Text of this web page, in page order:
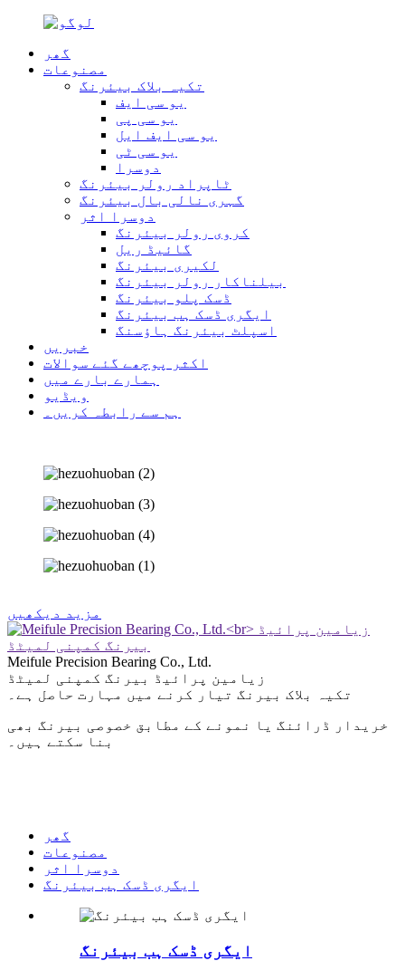
گھر
مصنوعات
تکیہ بلاک بیئرنگ
یو سی ایف
یو سی پی
یو سی ایف ایل
یو سی ٹی
دوسرا
ٹاپراد رولر بیئرنگ
گہری نالی بال بیئرنگ
دوسرا اثر
کروی رولر بیئرنگ
گائیڈ ریل
لکیری بیئرنگ
بیلناکار رولر بیئرنگ
ڈسک پلو بیئرنگ
ایگری ڈسک ہب بیئرنگ
اسپلٹ بیئرنگ ہاؤسنگ
خبریں
اکثر پوچھے گئے سوالات
ہمارے بارے میں
ویڈیو
ہم سے رابطہ کریں۔
مزید دیکھیں
Meifule Precision Bearing Co., Ltd.
زیامین پرائیڈ بیرنگ کمپنی لمیٹڈ
تکیہ بلاک بیرنگ تیار کرنے میں مہارت حاصل ہے۔
خریدار ڈرائنگ یا نمونے کے مطابق خصوصی بیرنگ بھی
بنا سکتے ہیں۔
گھر
مصنوعات
دوسرا اثر
ایگری ڈسک ہب بیئرنگ
ایگری ڈسک ہب بیئرنگ